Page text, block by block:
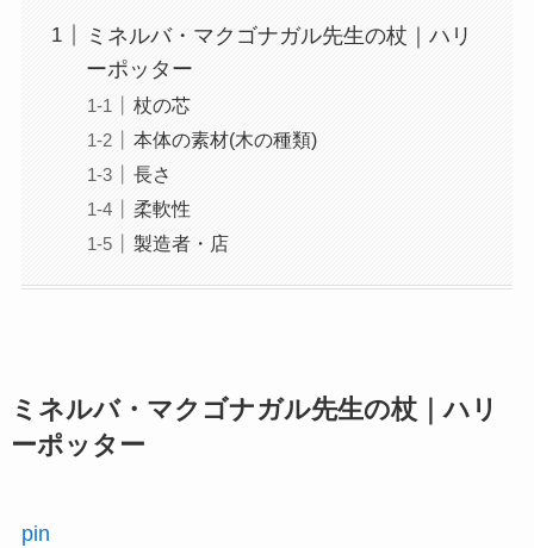
ミネルバ・マクゴナガル先生の杖｜ハリ
ーポッター
杖の芯
本体の素材(木の種類)
長さ
柔軟性
製造者・店
ミネルバ・マクゴナガル先生の杖｜ハリ
ーポッター
pin